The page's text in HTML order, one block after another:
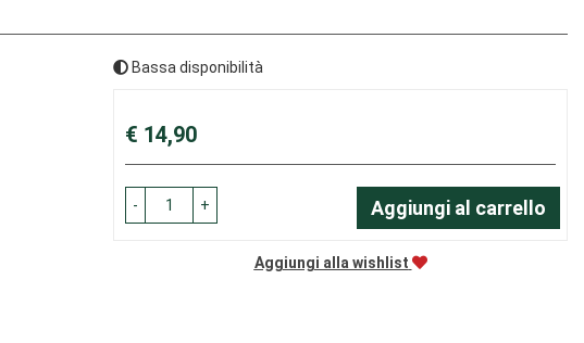
Bassa disponibilità
€ 14,90
- + Aggiungi al carrello
Aggiungi alla wishlist